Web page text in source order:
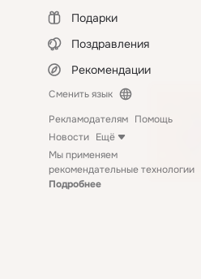
Подарки
Поздравления
Рекомендации
Сменить язык
Рекламодателям Помощь
Новости Ещё
Мы применяем
рекомендательные технологии
Подробнее